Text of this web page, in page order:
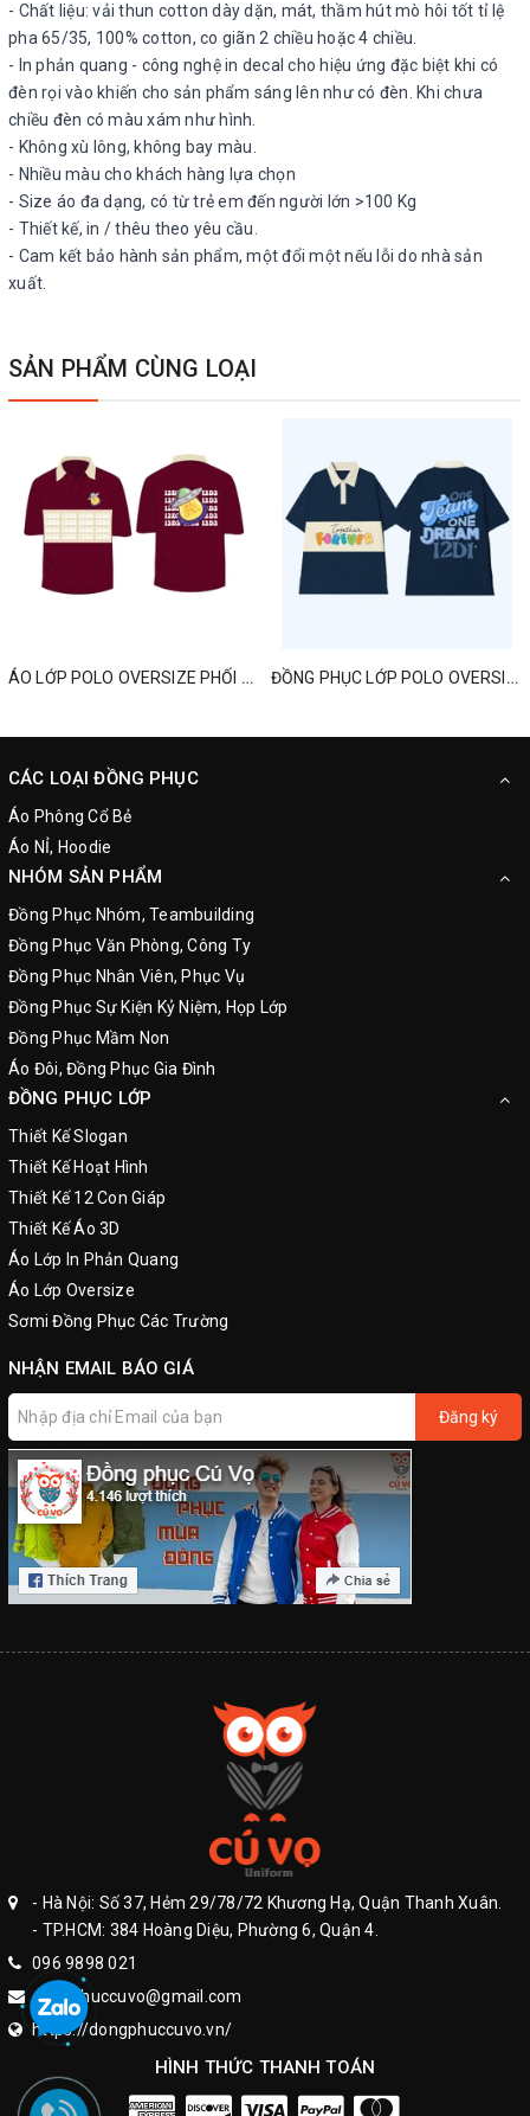
- Chất liệu: vải thun cotton dày dặn, mát, thầm hút mò hôi tốt tỉ lệ
pha 65/35, 100% cotton, co giãn 2 chiều hoặc 4 chiều.
- In phản quang - công nghệ in decal cho hiệu ứng đặc biệt khi có
đèn rọi vào khiến cho sản phẩm sáng lên như có đèn. Khi chưa
chiều đèn có màu xám như hình.
- Không xù lông, không bay màu.
- Nhiều màu cho khách hàng lựa chọn
- Size áo đa dạng, có từ trẻ em đến người lớn >100 Kg
- Thiết kế, in / thêu theo yêu cầu.
- Cam kết bảo hành sản phẩm, một đổi một nếu lỗi do nhà sản
xuất.
SẢN PHẨM CÙNG LOẠI
ÁO LỚP POLO OVERSIZE PHỐI MÀU MỚI NHẤT ĐỒNG PHỤC LỚP POLO OVERSIZED ONE TEAM ONE DREAM
CÁC LOẠI ĐỒNG PHỤC
Áo Phông Cổ Bẻ
Áo NỈ, Hoodie
NHÓM SẢN PHẨM
Đồng Phục Nhóm, Teambuilding
Đồng Phục Văn Phòng, Công Ty
Đồng Phục Nhân Viên, Phục Vụ
Đồng Phục Sự Kiện Kỷ Niệm, Họp Lớp
Đồng Phục Mầm Non
Áo Đôi, Đồng Phục Gia Đình
ĐỒNG PHỤC LỚP
Thiết Kế Slogan
Thiết Kế Hoạt Hình
Thiết Kế 12 Con Giáp
Thiết Kế Áo 3D
Áo Lớp In Phản Quang
Áo Lớp Oversize
Sơmi Đồng Phục Các Trường
NHẬN EMAIL BÁO GIÁ
Đăng ký
- Hà Nội: Số 37, Hẻm 29/78/72 Khương Hạ, Quận Thanh Xuân.
- TP.HCM: 384 Hoàng Diệu, Phường 6, Quận 4.
096 9898 021
dongphuccuvo@gmail.com
https://dongphuccuvo.vn/
HÌNH THỨC THANH TOÁN